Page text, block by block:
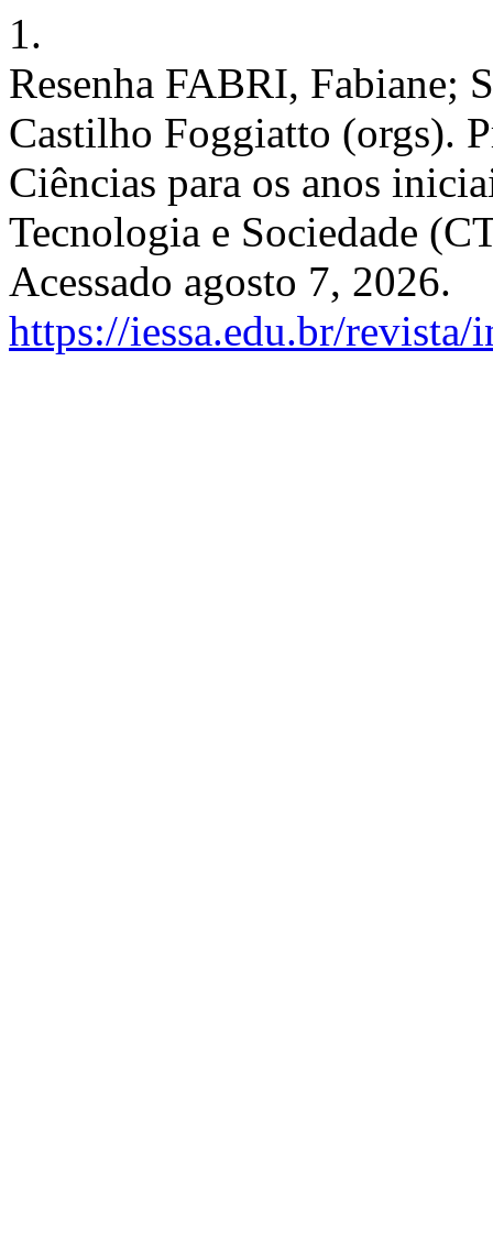
1.
Resenha FABRI,
Castilho Foggiatto (orgs).
Ciências para os anos
Tecnologia e Sociedade
Acessado agosto 7, 2026.
https://iessa.edu.br/